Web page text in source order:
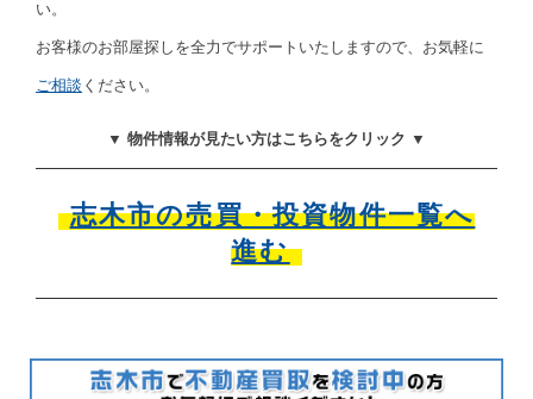
い。
お客様のお部屋探しを全力でサポートいたしますので、お気軽に
ご相談 ください。
▼ 物件情報が見たい方はこちらをクリック ▼
志木市の売買・投資物件一覧へ
進む